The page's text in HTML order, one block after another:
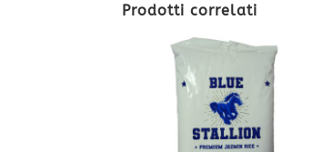
Prodotti correlati